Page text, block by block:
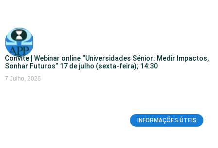
Convite | Webinar online “Universidades Sénior: Medir Impactos,
Sonhar Futuros” 17 de julho (sexta-feira); 14:30
7 Julho, 2026
INFORMAÇÕES ÚTEIS